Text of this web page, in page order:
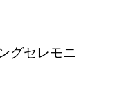
グセレモニ